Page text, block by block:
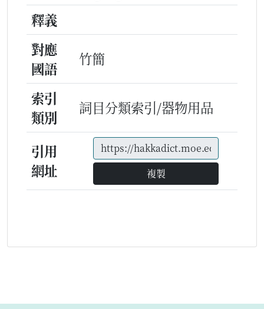
釋義
對應
國語
竹簡
索引
類別
詞目分類索引/器物用品
引用
網址
複製